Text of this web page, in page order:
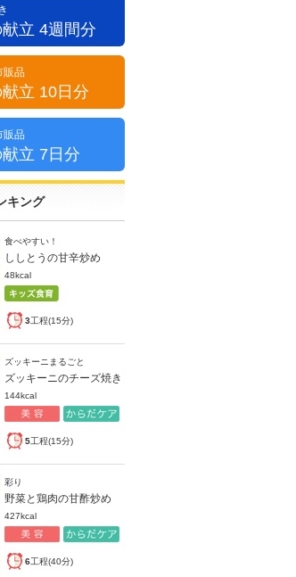
立 4週間分
販品
立 10日分
販品
立 7日分
キング
食べやすい！
ししとうの甘辛炒め
48kcal
3工程(15分)
ズッキーニまるごと
ズッキーニのチーズ焼き
144kcal
5工程(15分)
彩り
野菜と鶏肉の甘酢炒め
427kcal
6工程(40分)